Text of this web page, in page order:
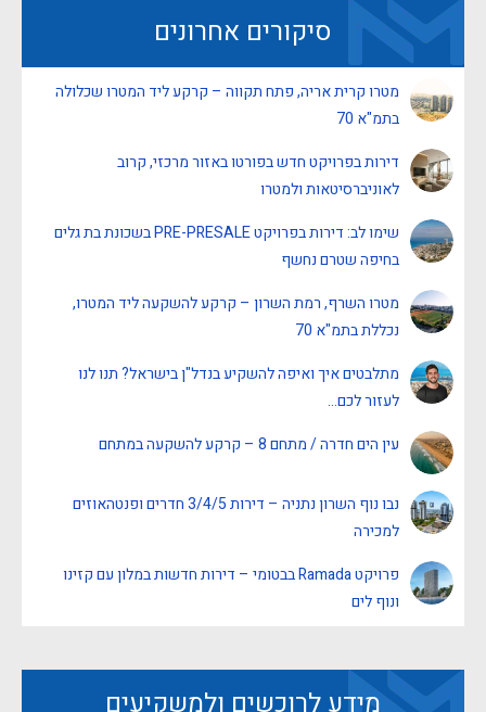
סיקורים אחרונים
מטרו קרית אריה, פתח תקווה – קרקע ליד המטרו שכלולה
בתמ"א 70
דירות בפרויקט חדש בפורטו באזור מרכזי, קרוב
לאוניברסיטאות ולמטרו
שימו לב: דירות בפרויקט PRE-PRESALE בשכונת בת גלים
בחיפה שטרם נחשף
מטרו השרף, רמת השרון – קרקע להשקעה ליד המטרו,
נכללת בתמ"א 70
מתלבטים איך ואיפה להשקיע בנדל"ן בישראל? תנו לנו
לעזור לכם…
עין הים חדרה / מתחם 8 – קרקע להשקעה במתחם
נבו נוף השרון נתניה – דירות 3/4/5 חדרים ופנטהאוזים
למכירה
פרויקט Ramada בבטומי – דירות חדשות במלון עם קזינו
ונוף לים
מידע לרוכשים ולמשקיעים